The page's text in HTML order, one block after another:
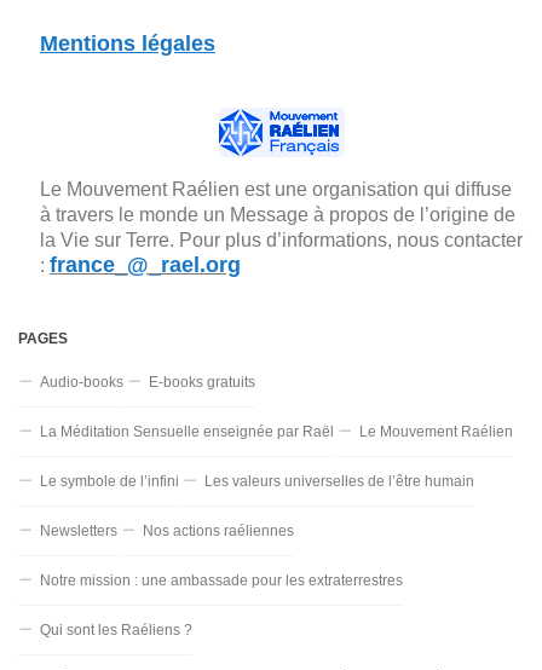
Mentions légales
Le Mouvement Raélien est une organisation qui diffuse
à travers le monde un Message à propos de l’origine de
la Vie sur Terre. Pour plus d’informations, nous contacter
: france_@_rael.org
PAGES
Audio-books E-books gratuits
La Méditation Sensuelle enseignée par Raël Le Mouvement Raélien
Le symbole de l’infini Les valeurs universelles de l’être humain
Newsletters Nos actions raéliennes
Notre mission : une ambassade pour les extraterrestres
Qui sont les Raéliens ?